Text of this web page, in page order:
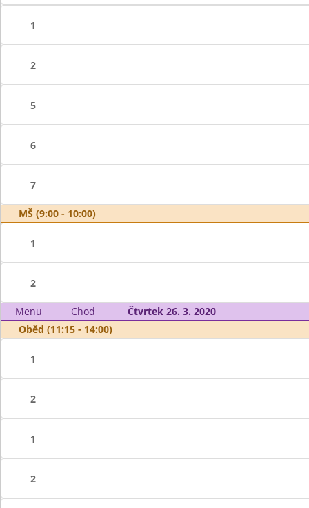
1
2
5
6
7
MŠ (9:00 - 10:00)
1
2
Menu Chod
Čtvrtek 26. 3. 2020
Oběd (11:15 - 14:00)
1
2
1
2